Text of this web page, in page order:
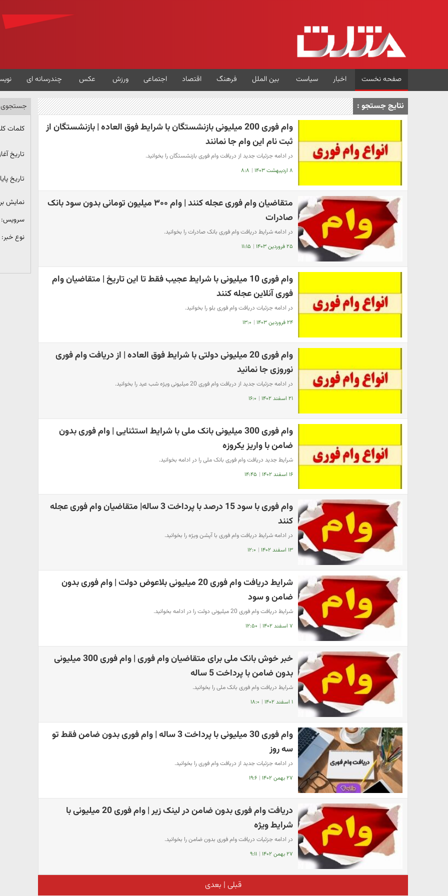
صفحه نخست اخبار سیاست بین الملل فرهنگ اقتصاد اجتماعی ورزش عکس چندرسانه ای
نتایج جستجو :
وام فوری 200 میلیونی بازنشستگان با شرایط فوق العاده | بازنشستگان از
ثبت نام این وام جا نمانند
در ادامه جزئیات جدید از دریافت وام فوری بازنشستگان را بخوانید.
۸ اردیبهشت ۱۴۰۳ | ۸:۸
متقاضیان وام فوری عجله کنند | وام ۳۰۰ میلیون تومانی بدون سود بانک
صادرات
در ادامه شرایط دریافت وام فوری بانک صادرات را بخوانید.
۲۵ فروردین ۱۴۰۳ | ۱۱:۱۵
وام فوری 10 میلیونی با شرایط عجیب فقط تا این تاریخ | متقاضیان وام
فوری آنلاین عجله کنند
در ادامه جزئیات دریافت وام فوری بلو را بخوانید.
۲۴ فروردین ۱۴۰۳ | ۱۳:۰
وام فوری 20 میلیونی دولتی با شرایط فوق العاده | از دریافت وام فوری
نوروزی جا نمانید
در ادامه جزئیات جدید از دریافت وام فوری 20 میلیونی ویژه شب عید را بخوانید.
۲۱ اسفند ۱۴۰۲ | ۱۶:۰
وام فوری 300 میلیونی بانک ملی با شرایط استثنایی | وام فوری بدون
ضامن با واریز یکروزه
شرایط جدید دریافت وام فوری بانک ملی را در ادامه بخوانید.
۱۶ اسفند ۱۴۰۲ | ۱۴:۴۵
وام فوری با سود 15 درصد با پرداخت 3 ساله| متقاضیان وام فوری عجله
کنند
در ادامه شرایط دریافت وام فوری با آپشن ویژه را بخوانید.
۱۳ اسفند ۱۴۰۲ | ۱۲:۰
شرایط دریافت وام فوری 20 میلیونی بلاعوض دولت | وام فوری بدون
ضامن و سود
شرایط دریافت وام فوری 20 میلیونی دولت را در ادامه بخوانید.
۷ اسفند ۱۴۰۲ | ۱۲:۵۰
خبر خوش بانک ملی برای متقاضیان وام فوری | وام فوری 300 میلیونی
بدون ضامن با پرداخت 5 ساله
شرایط دریافت وام فوری بانک ملی را بخوانید.
۱ اسفند ۱۴۰۲ | ۱۸:۰
وام فوری 30 میلیونی با پرداخت 3 ساله | وام فوری بدون ضامن فقط تو
سه روز
در ادامه جزئیات جدید از دریافت وام فوری را بخوانید.
۲۷ بهمن ۱۴۰۲ | ۱۹:۶
دریافت وام فوری بدون ضامن در لینک زیر | وام فوری 20 میلیونی با
شرایط ویژه
در ادامه جزئیات دریافت وام فوری بدون ضامن را بخوانید.
۲۷ بهمن ۱۴۰۲ | ۹:۱۱
قبلی | بعدی
جستجوی
کلمات
تاریخ
تاریخ
نمایش
سرویس:
نوع خبر: